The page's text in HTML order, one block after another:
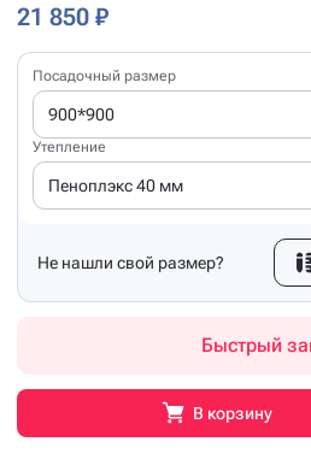
21 850 ₽
Посадочный размер
900*900
Утепление
Пеноплэкс 40 мм
Не нашли свой размер?
Быстрый
В корзину